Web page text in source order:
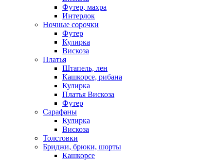
Футер, махра
Интерлок
Ночные сорочки
Футер
Кулирка
Вискоза
Платья
Штапель, лен
Кашкорсе, рибана
Кулирка
Платья Вискоза
Футер
Сарафаны
Кулирка
Вискоза
Толстовки
Бриджи, брюки, шорты
Кашкорсе